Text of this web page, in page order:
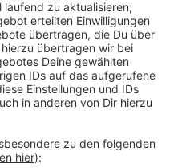
Botschafter wie
oder Musikerin
teil. Mit einer
oder verletzten